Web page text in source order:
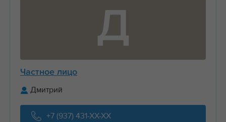
Д
Частное лицо
Дмитрий
+7 (937) 431-XX-XX